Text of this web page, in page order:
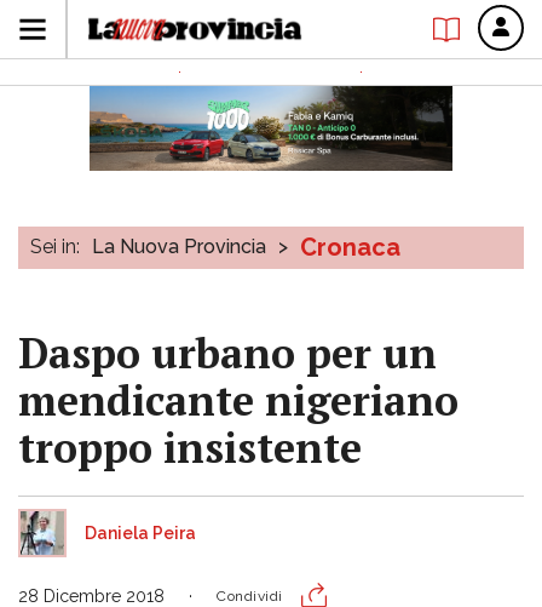
Sei in: La Nuova Provincia > Cronaca
Daspo urbano per un
mendicante nigeriano
troppo insistente
Daniela Peira
28 Dicembre 2018 Condividi